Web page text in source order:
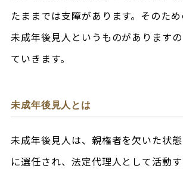
たままでは支障があります。そのため
未成年後見人というものがあります
ていきます。
未成年後見人とは
未成年後見人は、親権者を欠いた状
に選任され、法定代理人として活動